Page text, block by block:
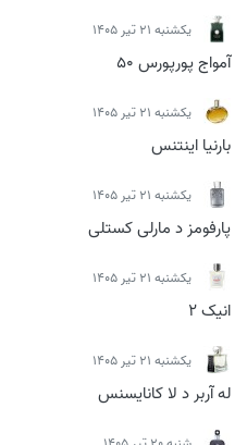
يكشنبه 21 تیر 1405
آمواج پورپورس 50
يكشنبه 21 تیر 1405
بارنیا اینتنس
يكشنبه 21 تیر 1405
پارفومز د مارلی کستلی
يكشنبه 21 تیر 1405
انیک 2
يكشنبه 21 تیر 1405
له آربر د لا کانایسنس